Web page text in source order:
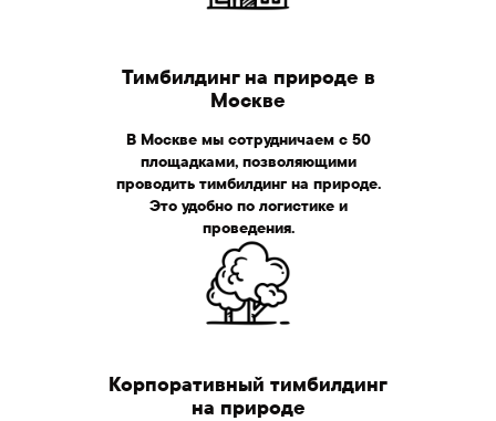
Тимбилдинг на природе в
Москве
В Москве мы сотрудничаем с 50
площадками, позволяющими
проводить тимбилдинг на природе.
Это удобно по логистике и
проведения.
Корпоративный тимбилдинг
на природе
Корпоративный
тимбилдингна
природе